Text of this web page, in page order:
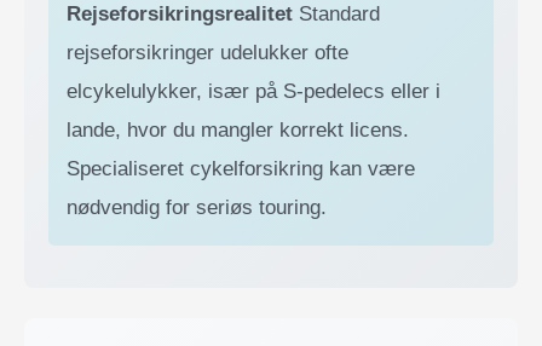
Rejseforsikringsrealitet Standard
rejseforsikringer udelukker ofte
elcykelulykker, især på S-pedelecs eller i
lande, hvor du mangler korrekt licens.
Specialiseret cykelforsikring kan være
nødvendig for seriøs touring.